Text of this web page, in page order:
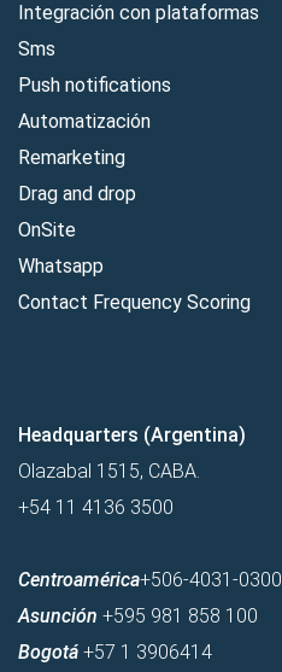
Integración con plataformas
Sms
Push notifications
Automatización
Remarketing
Drag and drop
OnSite
Whatsapp
Contact Frequency Scoring
Headquarters (Argentina)
Olazabal 1515, CABA.
+54 11 4136 3500
Centroamérica+506-4031-0300
Asunción +595 981 858 100
Bogotá +57 1 3906414